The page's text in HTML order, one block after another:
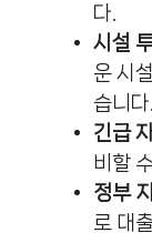
다.
시설
운 시
습니다.
긴급
비할
정부
로 대